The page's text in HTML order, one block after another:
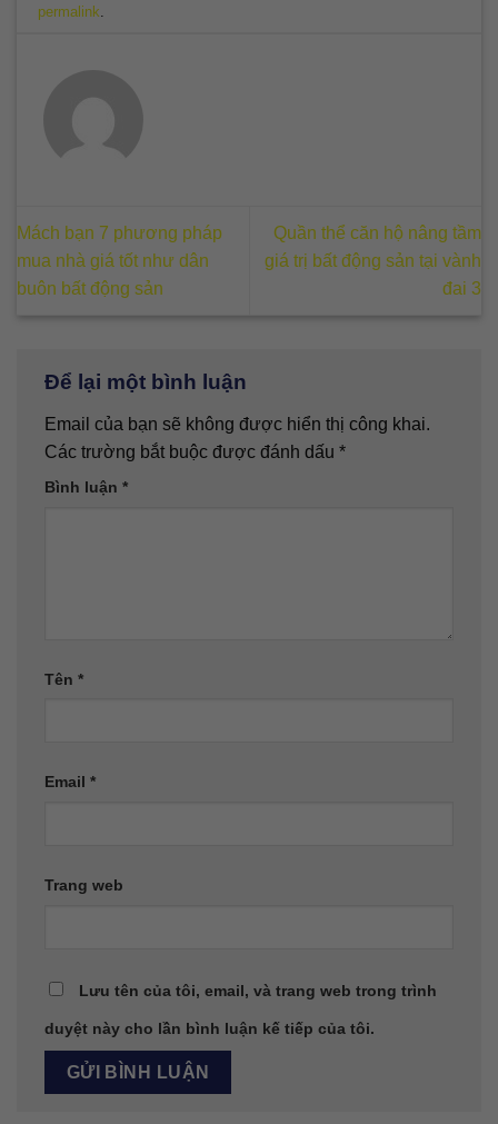
permalink.
Mách bạn 7 phương pháp
mua nhà giá tốt như dân
buôn bất động sản
Quần thể căn hộ nâng tầm
giá trị bất động sản tại vành
đai 3
Để lại một bình luận
Email của bạn sẽ không được hiển thị công khai.
Các trường bắt buộc được đánh dấu *
Bình luận *
Tên *
Email *
Trang web
Lưu tên của tôi, email, và trang web trong trình
duyệt này cho lần bình luận kế tiếp của tôi.